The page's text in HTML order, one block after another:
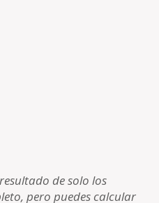
de solo los
pero puedes calcular